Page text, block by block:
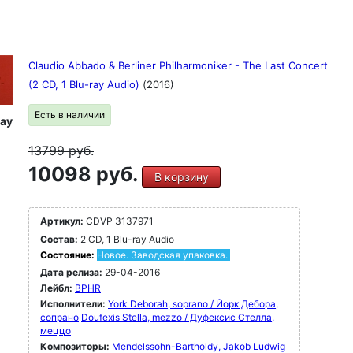
Claudio Abbado & Berliner Philharmoniker - The Last Concert
(2 CD, 1 Blu-ray Audio) (2016)
Есть в наличии
13799руб.
10098 руб. В корзину
Артикул: CDVP 3137971
Состав: 2 CD, 1 Blu-ray Audio
Состояние: Новое. Заводская упаковка.
Дата релиза: 29-04-2016
Лейбл: BPHR
Исполнители: York Deborah, soprano / Йорк Дебора,
сопрано Doufexis Stella, mezzo / Дуфексис Стелла,
меццо
Композиторы: Mendelssohn-Bartholdy, Jakob Ludwig